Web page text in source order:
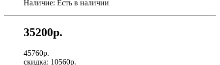
Наличие: Есть в наличии
35200р.
45760р.
скидка: 10560р.